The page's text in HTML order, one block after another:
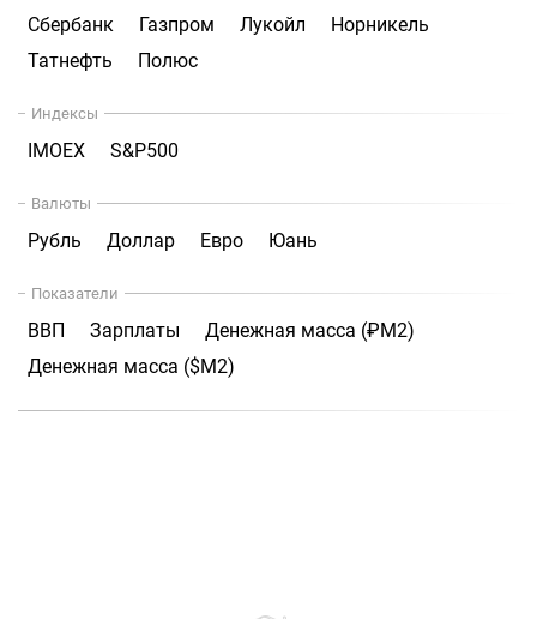
Сбербанк Газпром Лукойл
Норникель
Татнефть
Полюс
Индексы
IMOEX S&P500
Валюты
Рубль Доллар Евро Юань
Показатели
ВВП Зарплаты
Денежная масса (₽М2)
Денежная масса ($М2)